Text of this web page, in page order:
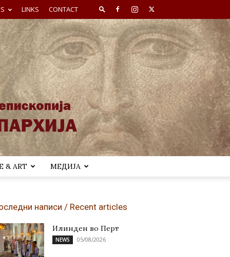
LINKS CONTACT
& ART МЕДИЈА
написи / Recent articles
Илинден во Перт
NEWS 05/08/2026